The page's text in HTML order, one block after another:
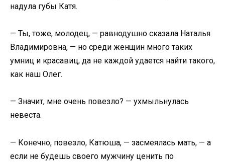
надула губы Катя.
— Ты, тоже, молодец, — равнодушно сказала Наталья
Владимировна, — но среди женщин много таких
умниц и красавиц, да не каждой удается найти такого,
как наш Олег.
— Значит, мне очень повезло? — ухмыльнулась
невеста.
— Конечно, повезло, Катюша, — засмеялась мать, — а
если не будешь своего мужчину ценить по